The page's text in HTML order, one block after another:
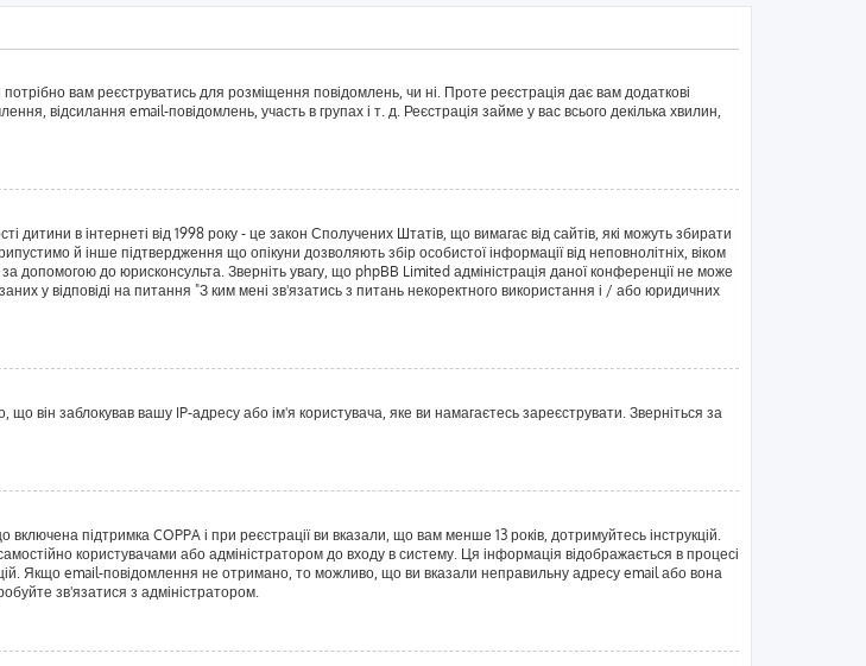
вам реєструватись для розміщення повідомлень, чи ні. Проте реєстрація дає вам додаткові
відсилання email-повідомлень, участь в групах і т. д. Реєстрація займе у вас всього декілька хвилин,
в інтернеті від 1998 року - це закон Сполучених Штатів, що вимагає від сайтів, які можуть збирати
й інше підтвердження що опікуни дозволяють збір особистої інформації від неповнолітніх, віком
допомогою до юрисконсульта. Зверніть увагу, що phpBB Limited адміністрація даної конференції не може
у відповіді на питання "З ким мені зв'язатись з питань некоректного використання і / або юридичних
він заблокував вашу IP-адресу або ім'я користувача, яке ви намагаєтесь зареєструвати. Зверніться за
підтримка COPPA і при реєстрації ви вказали, що вам менше 13 років, дотримуйтесь інструкцій.
користувачами або адміністратором до входу в систему. Ця інформація відображається в процесі
Якщо email-повідомлення не отримано, то можливо, що ви вказали неправильну адресу email або вона
зв'язатися з адміністратором.